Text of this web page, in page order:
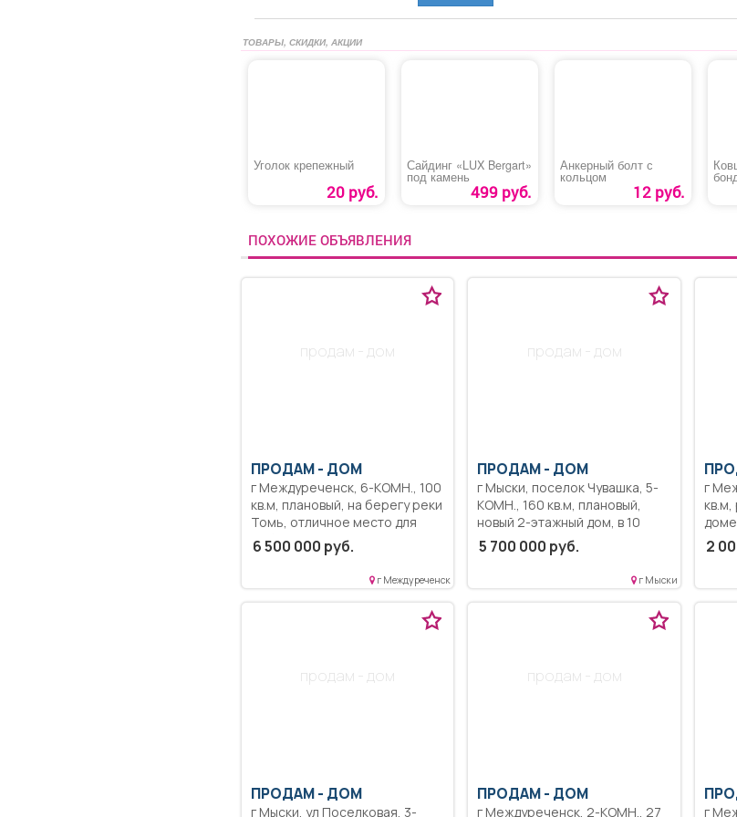
ТОВАРЫ, СКИДКИ, АКЦИИ
Уголок крепежный
20 руб.
Сайдинг «LUX Bergart»
под камень
499 руб.
Анкерный болт с
кольцом
12 руб.
ПОХОЖИЕ ОБЪЯВЛЕНИЯ
продам - дом
ПРОДАМ - ДОМ
г Междуреченск, 6-КОМН., 100
кв.м, плановый, на берегу реки
Томь, отличное место для
рыбалки, спорта.
6 500 000 руб.
г Междуреченск
продам - дом
ПРОДАМ - ДОМ
г Мыски, поселок Чувашка, 5-
КОМН., 160 кв.м, плановый,
новый 2-этажный дом, в 10
минут езды от города, на
берегу реки Мрас- су в
собственности, полностью
благоустроен, горячая,
холодная вода, баня, санузел.
5 700 000 руб.
г Мыски
г
2
продам - дом
ПРОДАМ - ДОМ
г Мыски, ул Поселковая, 3-
продам - дом
ПРОДАМ - ДОМ
г Междуреченск, 2-КОМН., 27
г